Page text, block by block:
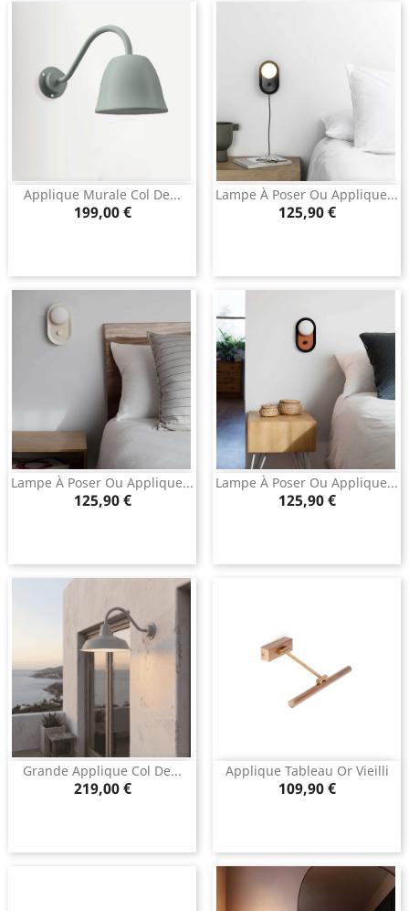
Applique Murale Col De...
Prix
199,00 €
Lampe À Poser Ou Applique...
Prix
125,90 €
Lampe À Poser Ou Applique...
Prix
125,90 €
Lampe À Poser Ou Applique...
Prix
125,90 €
Grande Applique Col De...
Prix
219,00 €
Applique Tableau Or Vieilli
Prix
109,90 €